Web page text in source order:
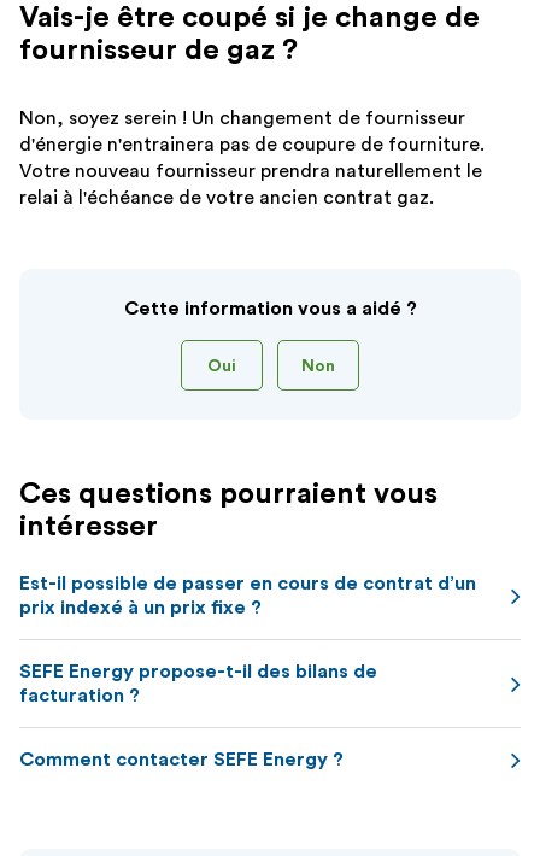
Vais-je être coupé si je change de
fournisseur de gaz ?
Non, soyez serein ! Un changement de fournisseur
d'énergie n'entrainera pas de coupure de fourniture.
Votre nouveau fournisseur prendra naturellement le
relai à l'échéance de votre ancien contrat gaz.
Cette information vous a aidé ?
Oui Non
Ces questions pourraient vous
intéresser
Est-il possible de passer en cours de contrat d’un
prix indexé à un prix fixe ?
SEFE Energy propose-t-il des bilans de
facturation ?
Comment contacter SEFE Energy ?